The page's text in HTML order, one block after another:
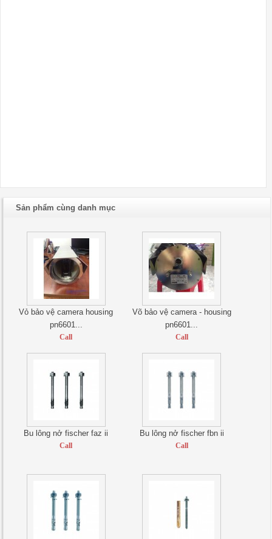
Sản phẩm cùng danh mục
Vỏ bảo vệ camera housing
pn6601...
Call
Võ bảo vệ camera - housing
pn6601...
Call
Bu lông nở fischer faz ii
Call
Bu lông nở fischer fbn ii
Call